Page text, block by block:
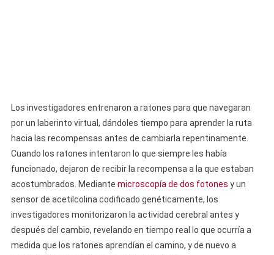
Los investigadores entrenaron a ratones para que navegaran
por un laberinto virtual, dándoles tiempo para aprender la ruta
hacia las recompensas antes de cambiarla repentinamente.
Cuando los ratones intentaron lo que siempre les había
funcionado, dejaron de recibir la recompensa a la que estaban
acostumbrados. Mediante microscopía de dos fotones y un
sensor de acetilcolina codificado genéticamente, los
investigadores monitorizaron la actividad cerebral antes y
después del cambio, revelando en tiempo real lo que ocurría a
medida que los ratones aprendían el camino, y de nuevo a